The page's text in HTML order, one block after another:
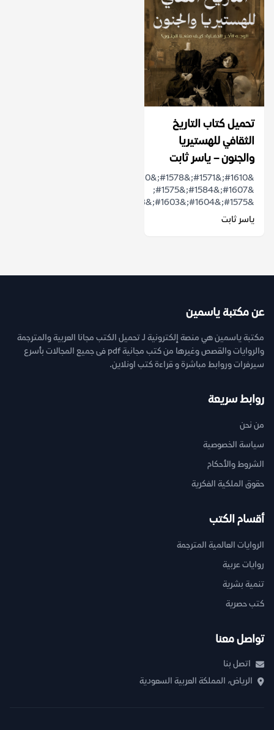
تحميل كتاب التاريخ
الثقافي للهستيريا
والجنون – ياسر ثابت
&#1607;&#1584;&#1575;
&#1575;&#1604;&#1603;&#1578;&...
ياسر ثابت
عن مكتبة ياسمين
مكتبة ياسمين هي منصة إلكترونية لـ تحميل الكتب مجانا العربية والمترجمة
والروايات والقصص وغيرها من كتب مجانية pdf فى جميع المجالات بأسرع
سيرفرات وروابط مباشرة و قراءة كتب اونلاين.
روابط سريعة
من نحن
سياسة الخصوصية
الشروط والأحكام
حقوق الملكية الفكرية
أقسام الكتب
الروايات العالمية المترجمة
روايات عربية
تنمية بشرية
كتب حصرية
تواصل معنا
اتصل بنا
الرياض، المملكة العربية السعودية